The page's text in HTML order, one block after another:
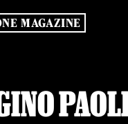
MAGAZINE